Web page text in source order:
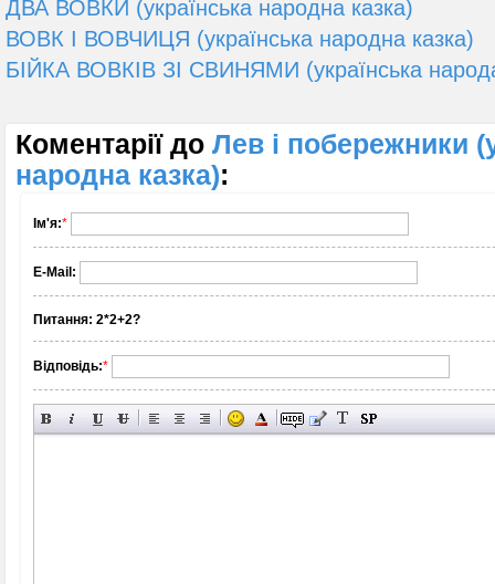
ДВА ВОВКИ (українська народна казка)
ВОВК І ВОВЧИЦЯ (українська народна казка)
БІЙКА ВОВКІВ ЗІ СВИНЯМИ (українська
Коментарії до Лев і побережники
народна казка):
Ім'я:*
E-Mail:
Питання: 2*2+2?
Відповідь:*